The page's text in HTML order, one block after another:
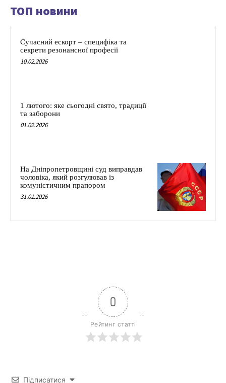
ТОП новини
Сучасний ескорт – специфіка та
секрети резонансної професії
10.02.2026
1 лютого: яке сьогодні свято, традиції
та заборони
01.02.2026
На Дніпропетровщині суд виправдав
чоловіка, який розгулював із
комуністичним прапором
31.01.2026
0
Рейтинг статті
Підписатися